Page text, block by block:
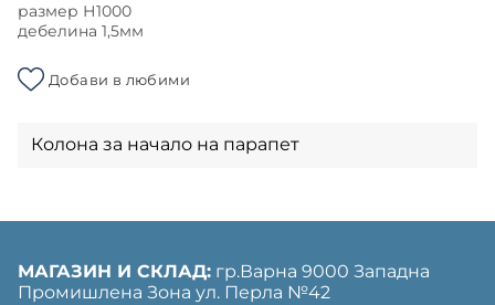
размер Н1000
дебелина 1,5мм
Добави в любими
Колона за начало на парапет
МАГАЗИН И СКЛАД: гр.Варна 9000 Западна
Промишлена Зона ул. Перла №42